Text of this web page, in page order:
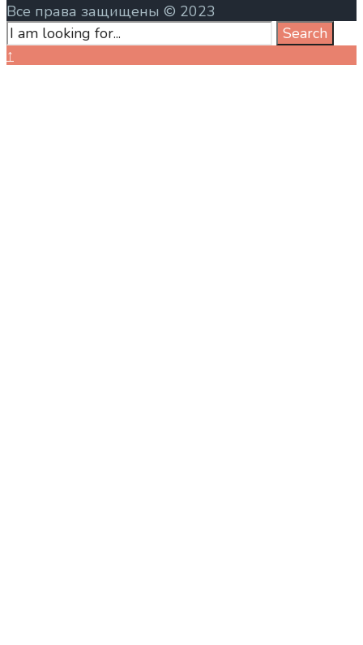
Все права защищены © 2023
Search
for:
Search
Close
↑